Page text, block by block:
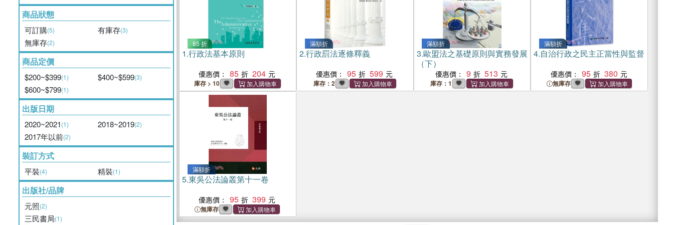
商品狀態
可訂購(5) 有庫存(3)
無庫存(2)
商品定價
$200~$399(1) $400~$599(3)
$600~$799(1)
出版日期
2020~2021(1) 2018~2019(2)
2017年以前(2)
裝訂方式
平裝(4) 精裝(1)
出版社/品牌
元照(2)
三民書局(1)
85 折
1.行政法基本原則
優惠價： 85 204
庫存 > 10
滿額折
2.行政罰法逐條釋義
優惠價： 95 599
庫存：2
滿額折
3.歐盟法之基礎原則與實務發展
（下）
優惠價： 9 513
庫存：1
滿額折
4.自治行政之民主正當性與監督
優惠價： 95 380
無庫存
滿額折
5.東吳公法論叢第十一卷
優惠價： 95 399
無庫存